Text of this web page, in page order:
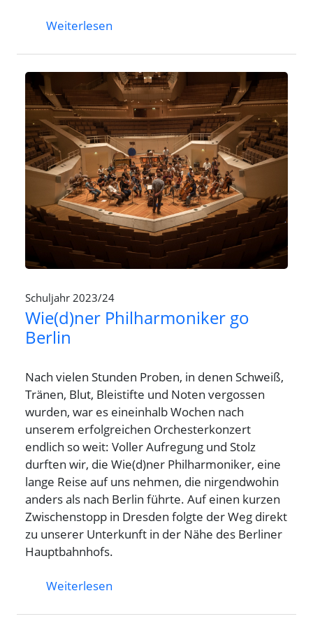
Weiterlesen
Schuljahr 2023/24
Wie(d)ner Philharmoniker go
Berlin
Nach vielen Stunden Proben, in denen Schweiß,
Tränen, Blut, Bleistifte und Noten vergossen
wurden, war es eineinhalb Wochen nach
unserem erfolgreichen Orchesterkonzert
endlich so weit: Voller Aufregung und Stolz
durften wir, die Wie(d)ner Philharmoniker, eine
lange Reise auf uns nehmen, die nirgendwohin
anders als nach Berlin führte. Auf einen kurzen
Zwischenstopp in Dresden folgte der Weg direkt
zu unserer Unterkunft in der Nähe des Berliner
Hauptbahnhofs.
Weiterlesen